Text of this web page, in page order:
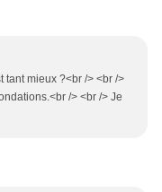
tant mieux ?<br /> <br />
/> <br /> Je